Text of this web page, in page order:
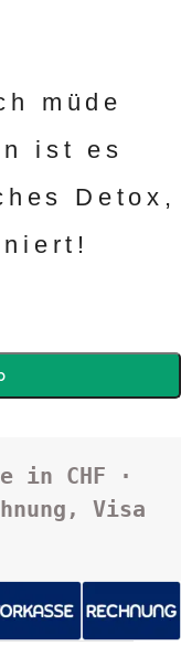
müde
ist es
Detox,
in CHF ·
Visa